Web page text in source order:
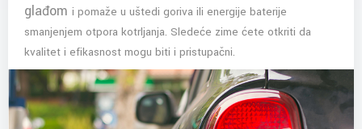
glađom i pomaže u uštedi goriva ili energije baterije
smanjenjem otpora kotrljanja. Sledeće zime ćete otkriti da
kvalitet i efikasnost mogu biti i pristupačni.